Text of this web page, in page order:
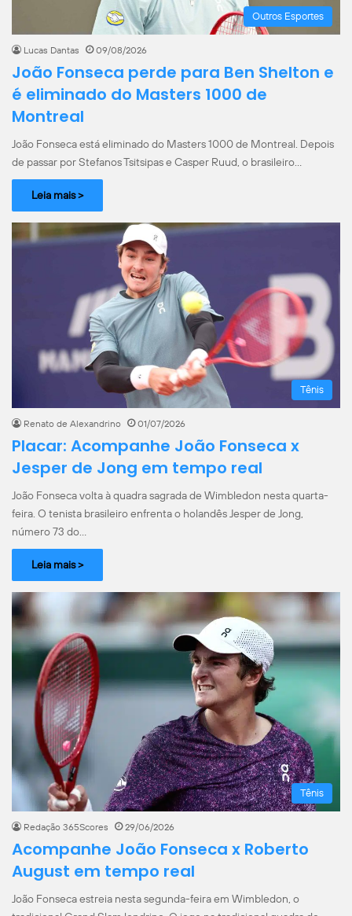
Outros Esportes
Lucas Dantas 09/08/2026
João Fonseca perde para Ben Shelton e
é eliminado do Masters 1000 de
Montreal
João Fonseca está eliminado do Masters 1000 de Montreal. Depois
de passar por Stefanos Tsitsipas e Casper Ruud, o brasileiro…
Leia mais >
Tênis
Renato de Alexandrino 01/07/2026
Placar: Acompanhe João Fonseca x
Jesper de Jong em tempo real
João Fonseca volta à quadra sagrada de Wimbledon nesta quarta-
feira. O tenista brasileiro enfrenta o holandês Jesper de Jong,
número 73 do…
Leia mais >
Tênis
Redação 365Scores 29/06/2026
Acompanhe João Fonseca x Roberto
August em tempo real
João Fonseca estreia nesta segunda-feira em Wimbledon, o